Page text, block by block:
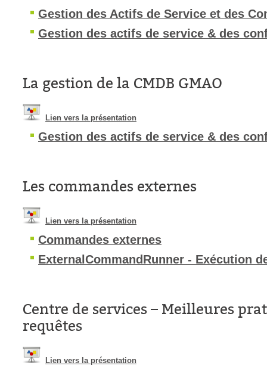
Gestion des Actifs de Service et des
Gestion des actifs de service & des
La gestion de la CMDB GMAO
Lien vers la présentation
Gestion des actifs de service & des
Les commandes externes
Lien vers la présentation
Commandes externes
ExternalCommandRunner - Exécution
Centre de services – Meilleures
requêtes
Lien vers la présentation